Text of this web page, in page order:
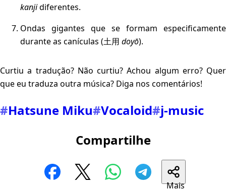
kanjidiferentes.
Ondas gigantes que se formam especificamente
durante as canículas (土用 doyō).
Curtiu a tradução? Não curtiu? Achou algum erro? Quer
que eu traduza outra música? Diga nos comentários!
#Hatsune Miku#Vocaloid#j-music
Compartilhe
Mais